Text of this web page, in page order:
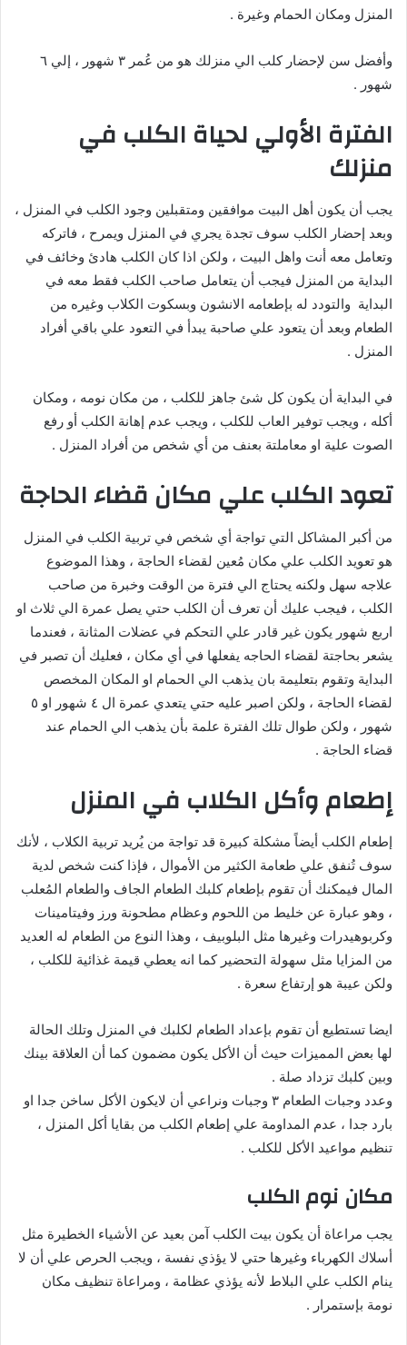
المنزل ومكان الحمام وغيرة .
وأفضل سن لإحضار كلب الي منزلك هو من عُمر ٣ شهور ، إلي ٦
شهور .
الفترة الأولي لحياة الكلب في
منزلك
يجب أن يكون أهل البيت موافقين ومتقبلين وجود الكلب في المنزل ،
وبعد إحضار الكلب سوف تجدة يجري في المنزل ويمرح ، فاتركه
وتعامل معه أنت واهل البيت ، ولكن اذا كان الكلب هادئ وخائف في
البداية من المنزل فيجب أن يتعامل صاحب الكلب فقط معه في
البداية والتودد له بإطعامه الانشون وبسكوت الكلاب وغيره من
الطعام وبعد أن يتعود علي صاحبة يبدأ في التعود علي باقي أفراد
المنزل .
في البداية أن يكون كل شئ جاهز للكلب ، من مكان نومه ، ومكان
أكله ، ويجب توفير العاب للكلب ، ويجب عدم إهانة الكلب أو رفع
الصوت علية او معاملتة بعنف من أي شخص من أفراد المنزل .
تعود الكلب علي مكان قضاء الحاجة
من أكبر المشاكل التي تواجة أي شخص في تربية الكلب في المنزل
هو تعويد الكلب علي مكان مُعين لقضاء الحاجة ، وهذا الموضوع
علاجه سهل ولكنه يحتاج الي فترة من الوقت وخبرة من صاحب
الكلب ، فيجب عليك أن تعرف أن الكلب حتي يصل عمرة الي ثلاث او
اربع شهور يكون غير قادر علي التحكم في عضلات المثانة ، فعندما
يشعر بحاجتة لقضاء الحاجه يفعلها في أي مكان ، فعليك أن تصبر في
البداية وتقوم بتعليمة بان يذهب الي الحمام او المكان المخصص
لقضاء الحاجة ، ولكن اصبر عليه حتي يتعدي عمرة ال ٤ شهور او ٥
شهور ، ولكن طوال تلك الفترة علمة بأن يذهب الي الحمام عند
قضاء الحاجة .
إطعام وأكل الكلاب في المنزل
إطعام الكلب أيضاً مشكلة كبيرة قد تواجة من يُريد تربية الكلاب ، لأنك
سوف تُنفق علي طعامة الكثير من الأموال ، فإذا كنت شخص لدية
المال فيمكنك أن تقوم بإطعام كلبك الطعام الجاف والطعام المُعلب
، وهو عبارة عن خليط من اللحوم وعظام مطحونة ورز وفيتامينات
وكربوهيدرات وغيرها مثل البلوبيف ، وهذا النوع من الطعام له العديد
من المزايا مثل سهولة التحضير كما انه يعطي قيمة غذائية للكلب ،
ولكن عيبة هو إرتفاع سعرة .
ايضا تستطيع أن تقوم بإعداد الطعام لكلبك في المنزل وتلك الحالة
لها بعض المميزات حيث أن الأكل يكون مضمون كما أن العلاقة بينك
وبين كلبك تزداد صلة .
وعدد وجبات الطعام ٣ وجبات ونراعي أن لايكون الأكل ساخن جدا او
بارد جدا ، عدم المداومة علي إطعام الكلب من بقايا أكل المنزل ،
تنظيم مواعيد الأكل للكلب .
مكان نوم الكلب
يجب مراعاة أن يكون بيت الكلب آمن بعيد عن الأشياء الخطيرة مثل
أسلاك الكهرباء وغيرها حتي لا يؤذي نفسة ، ويجب الحرص علي أن لا
ينام الكلب علي البلاط لأنه يؤذي عظامة ، ومراعاة تنظيف مكان
نومة بإستمرار .